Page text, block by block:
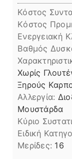
Κόστος
Kόστος
Ενεργειακή
Βαθμός
Χωρίς
Ξηρούς
Αλλεργία:
Μουστάρδα
Kύριο
Ειδική
Μερίδες: 16